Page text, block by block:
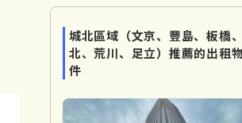
城北區域（文京、豐島、板橋、
北、荒川、足立）推薦的出租物
件